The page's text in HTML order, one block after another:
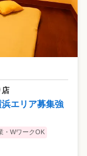
店
エリア募集強
・WワークOK